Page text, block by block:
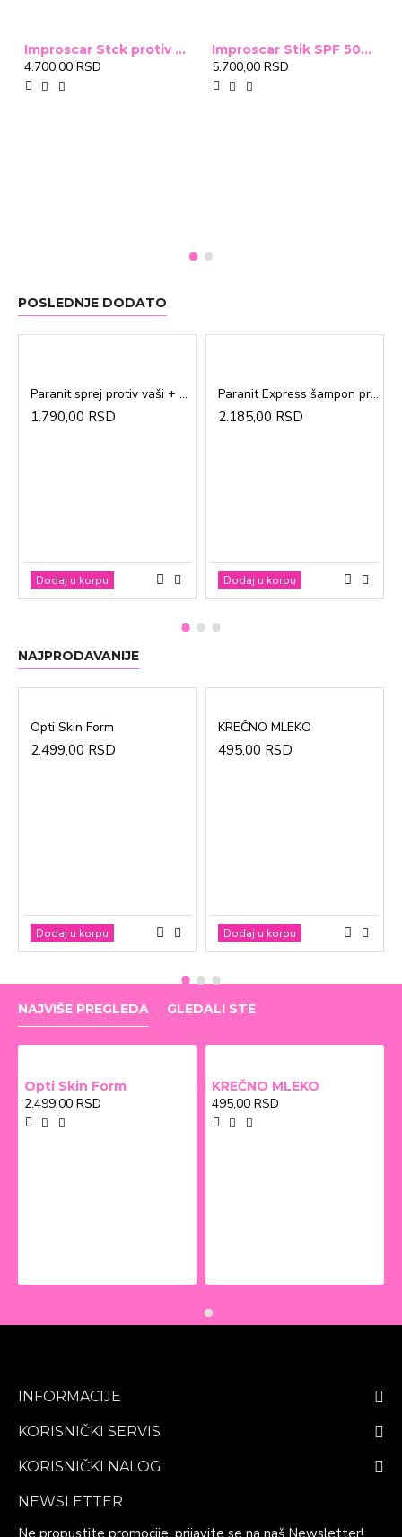
Improscar Stck protiv ožiljaka 4,6g
4.700,00 RSD
Improscar Stik SPF 50+ Conceal 6,9g (tonirani)
5.700,00 RSD
POSLEDNJE DODATO
Paranit sprej protiv vaši + češalj 100ml
1.790,00 RSD
Dodaj u korpu
Paranit Express šampon protiv vaši + češalj 200ml
2.185,00 RSD
Dodaj u korpu
NAJPRODAVANIJE
Opti Skin Form
2.499,00 RSD
Dodaj u korpu
KREČNO MLEKO
495,00 RSD
Dodaj u korpu
NAJVIŠE PREGLEDA GLEDALI STE
Opti Skin Form
2.499,00 RSD
KREČNO MLEKO
495,00 RSD
INFORMACIJE
KORISNIČKI SERVIS
KORISNIČKI NALOG
NEWSLETTER
Ne propustite promocije, prijavite se na naš Newsletter!